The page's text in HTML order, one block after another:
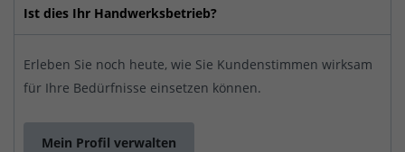
Ist dies Ihr Handwerksbetrieb?
Erleben Sie noch heute, wie Sie Kundenstimmen wirksam
für Ihre Bedürfnisse einsetzen können.
Mein Profil verwalten